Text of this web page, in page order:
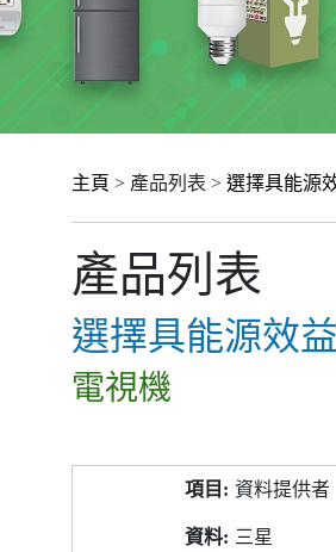
主頁 > 產品列表 > 選擇具能源
產品列表
選擇具能源效
電視機
資料提供者
三星